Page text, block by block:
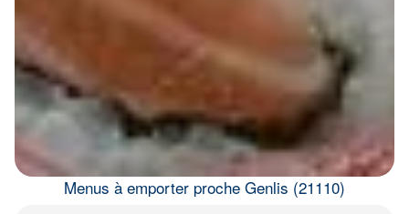
Menus à emporter proche Genlis (21110)